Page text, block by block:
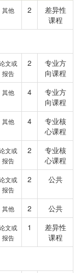
其他 2
差异性
课程
文或
报告
2
专业方
向课程
其他 4
专业方
向课程
其他 4
专业核
心课程
文或
报告
2
专业核
心课程
文或
报告
2 公共
其他 2
公共
文或
报告
1
差异性
课程